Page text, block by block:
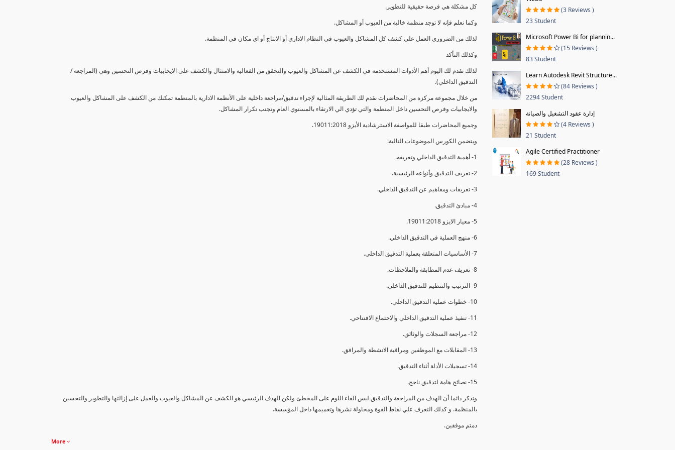
كل مشكلة هي فرصة حقيقية للتطوير.
وكما نعلم فإنه لا توجد منظمة خالية من العيوب أو المشاكل.
لذلك من الضروري العمل على كشف كل المشاكل والعيوب في النظام الاداري أو الانتاج أو اي مكان في المنظمة.
وكذلك التأكد
لذلك نقدم لك اليوم أهم الأدوات المستخدمة في الكشف عن المشاكل والعيوب والتحقق من الفعالية والامتثال والكشف على الايجابيات وفرص التحسين وهي (المراجعة /
التدقيق الداخلي).
من خلال مجموعة مركزة من المحاضرات نقدم لك الطريقة المثالية لإجراء تدقيق/مراجعة داخلية على الأنظمة الادارية بالمنظمة تمكنك من الكشف على المشاكل والعيوب
والايجابيات وفرص التحسين داخل المنظمة والتي تؤدي الي الارتقاء بالمستوي العام وتجنب تكرار المشاكل.
وجميع المحاضرات طبقا للمواصفة الاسترشادية الأيزو 19011:2018.
ويتضمن الكورس الموضوعات التالية:
1- أهمية التدقيق الداخلي وتعريفه.
2- تعريف التدقيق وأنواعه الرئيسية.
3- تعريفات ومفاهيم عن التدقيق الداخلي.
4- مبادئ التدقيق.
5- معيار الايزو 19011:2018.
6- منهج العملية في التدقيق الداخلي.
7- الأساسيات المتعلقة بعملية التدقيق الداخلي.
8- تعريف عدم المطابقة والملاحظات.
9- الترتيب والتنظيم للتدقيق الداخلي.
10- خطوات عملية التدقيق الداخلي.
11- تنفيذ عملية التدقيق الداخلي والاجتماع الافتتاحي.
12- مراجعة السجلات والوثائق.
13- المقابلات مع الموظفين ومراقبة الانشطة والمرافق.
14- تسجيلات الأدلة أثناء التدقيق.
15- نصائح هامة لتدقيق ناجح.
وتذكر دائما أن الهدف من المراجعة والتدقيق ليس القاء اللوم على المخطئ ولكن الهدف الرئيسي هو الكشف عن المشاكل والعيوب والعمل على إزالتها والتطوير والتحسين
بالمنظمة. و كذلك التعرف علي نقاط القوة ومحاولة نشرها وتعميمها داخل المؤسسة.
دمتم موفقين.
More
(3 Reviews )
23 Student
Microsoft Power Bi for plannin...
(15 Reviews )
83 Student
Learn Autodesk Revit Structure...
(84 Reviews )
2294 Student
إدارة عقود التشغيل والصيانة
(4 Reviews )
21 Student
Agile Certified Practitioner
(28 Reviews )
169 Student